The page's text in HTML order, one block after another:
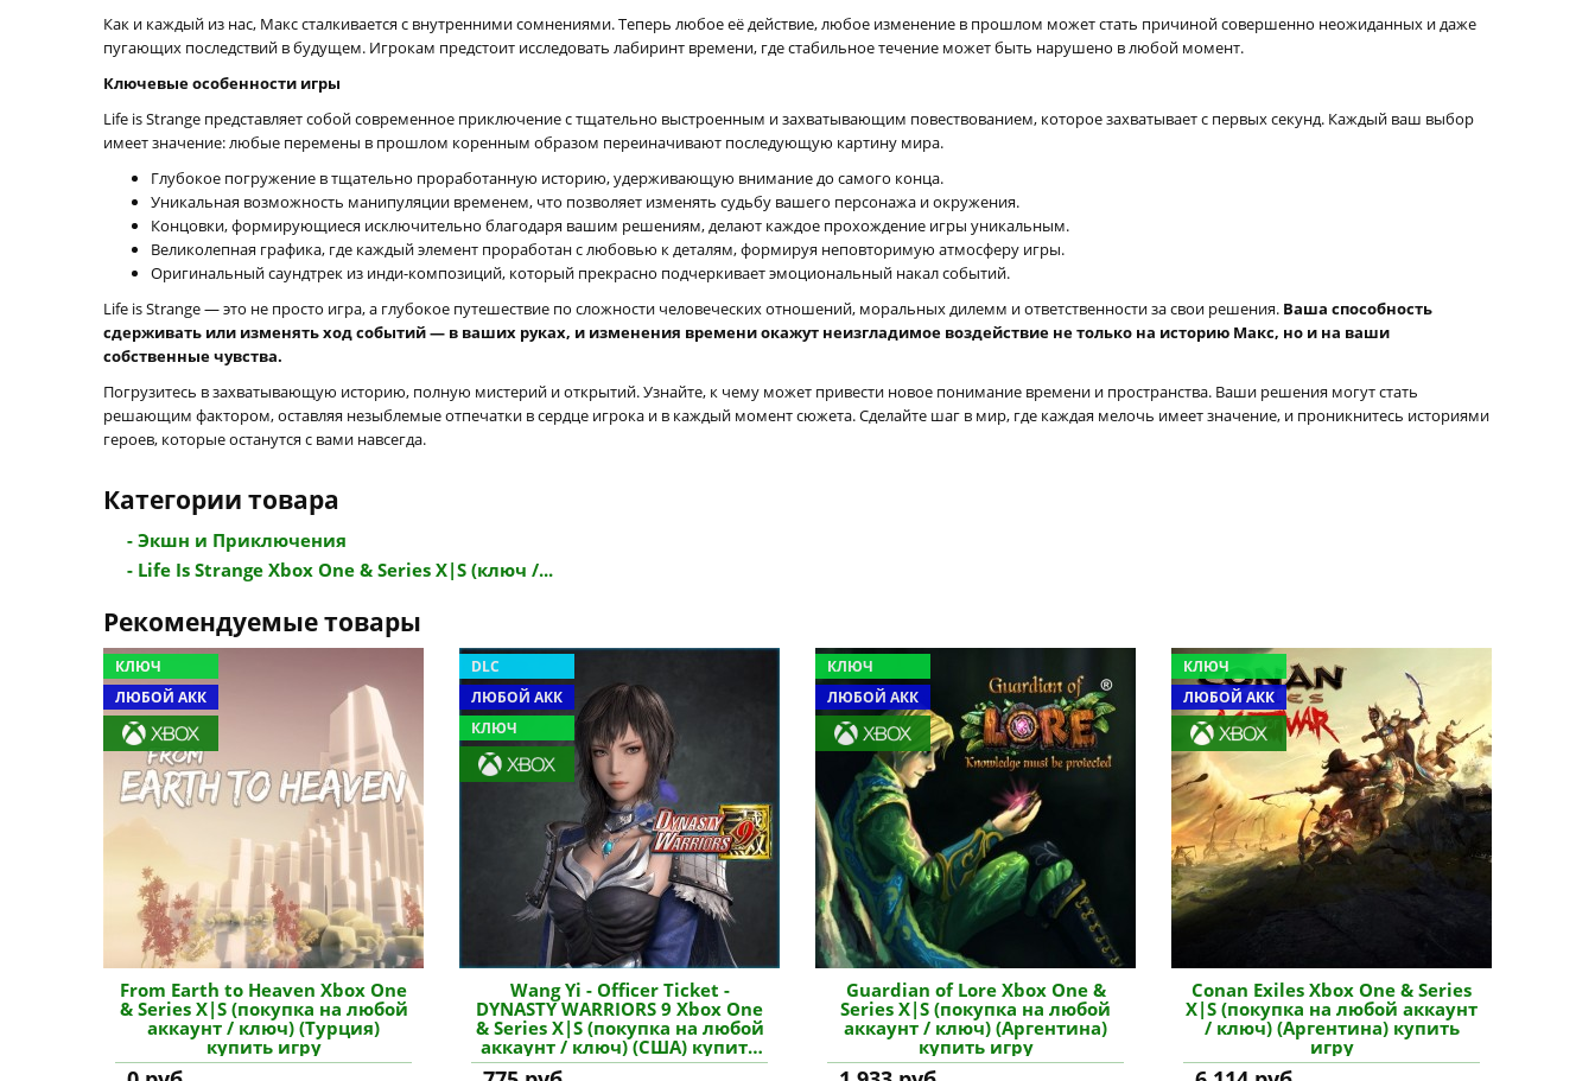
Как и каждый из нас, Макс сталкивается с внутренними сомнениями. Теперь любое её действие, любое изменение в прошлом может стать причиной совершенно неожиданных и даже
пугающих последствий в будущем. Игрокам предстоит исследовать лабиринт времени, где стабильное течение может быть нарушено в любой момент.
Ключевые особенности игры
Life is Strange представляет собой современное приключение с тщательно выстроенным и захватывающим повествованием, которое захватывает с первых секунд. Каждый ваш выбор
имеет значение: любые перемены в прошлом коренным образом переиначивают последующую картину мира.
Глубокое погружение в тщательно проработанную историю, удерживающую внимание до самого конца.
Уникальная возможность манипуляции временем, что позволяет изменять судьбу вашего персонажа и окружения.
Концовки, формирующиеся исключительно благодаря вашим решениям, делают каждое прохождение игры уникальным.
Великолепная графика, где каждый элемент проработан с любовью к деталям, формируя неповторимую атмосферу игры.
Оригинальный саундтрек из инди-композиций, который прекрасно подчеркивает эмоциональный накал событий.
Life is Strange — это не просто игра, а глубокое путешествие по сложности человеческих отношений, моральных дилемм и ответственности за свои решения. Ваша способность
сдерживать или изменять ход событий — в ваших руках, и изменения времени окажут неизгладимое воздействие не только на историю Макс, но и на ваши
собственные чувства.
Погрузитесь в захватывающую историю, полную мистерий и открытий. Узнайте, к чему может привести новое понимание времени и пространства. Ваши решения могут стать
решающим фактором, оставляя незыблемые отпечатки в сердце игрока и в каждый момент сюжета. Сделайте шаг в мир, где каждая мелочь имеет значение, и проникнитесь историями
героев, которые останутся с вами навсегда.
Категории товара
- Экшн и Приключения
- Life Is Strange Xbox One & Series X|S (ключ /...
Рекомендуемые товары
КЛЮЧ
ЛЮБОЙ АКК
From Earth to Heaven Xbox One
& Series X|S (покупка на любой
аккаунт / ключ) (Турция)
купить игру
DLC
ЛЮБОЙ АКК
КЛЮЧ
Wang Yi - Officer Ticket -
DYNASTY WARRIORS 9 Xbox One
& Series X|S (покупка на любой
аккаунт / ключ) (США) купить
дополнение
КЛЮЧ
ЛЮБОЙ АКК
Guardian of Lore Xbox One &
Series X|S (покупка на любой
аккаунт / ключ) (Аргентина)
купить игру
КЛЮЧ
ЛЮБОЙ АКК
Conan Exiles Xbox One & Series
X|S (покупка на любой аккаунт
/ ключ) (Аргентина) купить
игру